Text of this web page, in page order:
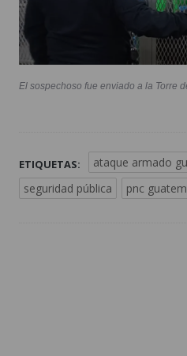
El sospechoso fue enviado a la Torre
ETIQUETAS:
ataque armado
seguridad pública
pnc